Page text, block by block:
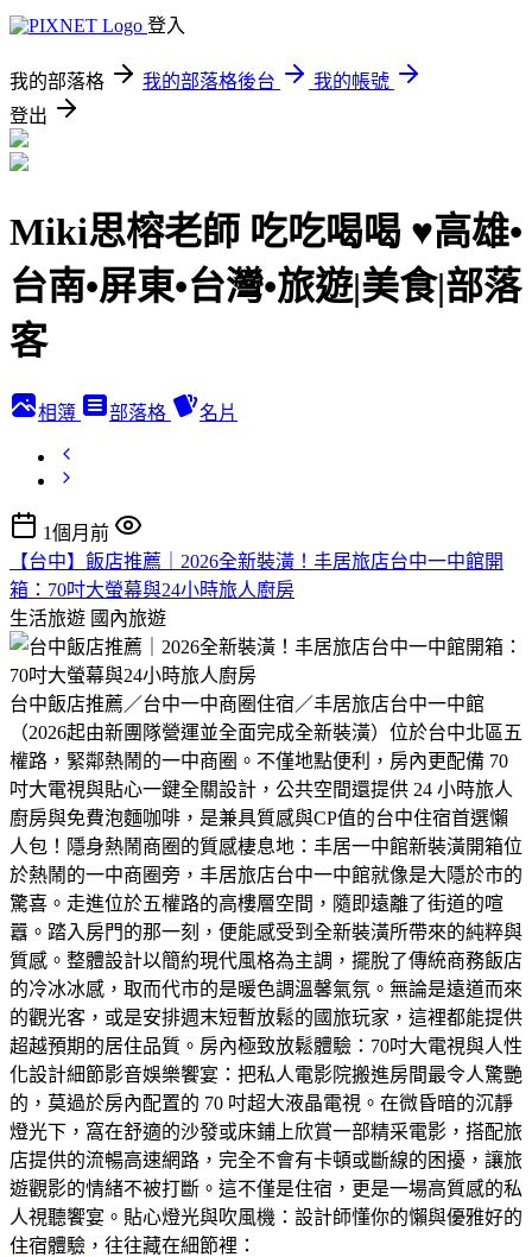
登入
我的部落格 我的部落格後台
我的帳號
登出
Miki思榕老師 吃吃喝喝 ♥️高雄•
台南•屏東•台灣•旅遊|美食|部落
客
相簿 部落格 名片
1個月前
​【台中】飯店推薦｜2026全新裝潢！丰居旅店台中一中館開
箱：70吋大螢幕與24小時旅人廚房
生活旅遊 國內旅遊
​台中飯店推薦／台中一中商圈住宿／丰居旅店台中一中館
（2026起由新團隊營運並全面完成全新裝潢）位於台中北區五
權路，緊鄰熱鬧的一中商圈。不僅地點便利，房內更配備 70
吋大電視與貼心一鍵全關設計，公共空間還提供 24 小時旅人
廚房與免費泡麵咖啡，是兼具質感與CP值的台中住宿首選懶
人包！​隱身熱鬧商圈的質感棲息地：丰居一中館新裝潢開箱​位
於熱鬧的一中商圈旁，丰居旅店台中一中館就像是大隱於市的
驚喜。走進位於五權路的高樓層空間，隨即遠離了街道的喧
囂。踏入房門的那一刻，便能感受到全新裝潢所帶來的純粹與
質感。​整體設計以簡約現代風格為主調，擺脫了傳統商務飯店
的冷冰冰感，取而代市的是暖色調溫馨氣氛。無論是遠道而來
的觀光客，或是安排週末短暫放鬆的國旅玩家，這裡都能提供
超越預期的居住品質。房內極致放鬆體驗：70吋大電視與人性
化設計細節​影音娛樂饗宴：把私人電影院搬進房間​最令人驚艷
的，莫過於房內配置的 70 吋超大液晶電視。在微昏暗的沉靜
燈光下，窩在舒適的沙發或床鋪上欣賞一部精采電影，搭配旅
店提供的流暢高速網路，完全不會有卡頓或斷線的困擾，讓旅
遊觀影的情緒不被打斷。這不僅是住宿，更是一場高質感的私
人視聽饗宴。​貼心燈光與吹風機：設計師懂你的懶與優雅​好的
住宿體驗，往往藏在細節裡：